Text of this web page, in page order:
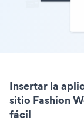
Insertar la
sitio Fashion
fácil